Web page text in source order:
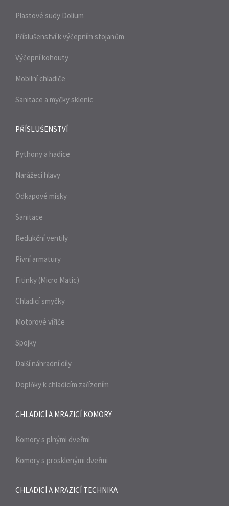
Plastové sudy Dolium
Příslušenství k výčepním stojanům
Výčepní kohouty
Mobilní chladiče
Sanitace a myčky sklenic
PŘÍSLUŠENSTVÍ
Pythony a hadice
Narážecí hlavy
Odkapové misky
Sanitace
Redukční ventily
Pivní armatury
Fitinky (Micro Matic)
Chladicí smyčky
Motorové vířiče
Spojky
Další náhradní díly
Doplňky k chladicím zařízením
CHLADICÍ A MRAZICÍ KOMORY
Komory s plnými dveřmi
Komory s prosklenými dveřmi
CHLADICÍ A MRAZICÍ TECHNIKA